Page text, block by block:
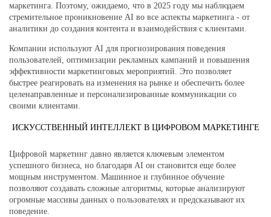
маркетинга. Поэтому, ожидаемо, что в 2025 году мы наблюдаем
стремительное проникновение AI во все аспекты маркетинга - от
аналитики до создания контента и взаимодействия с клиентами.
Компании используют AI для прогнозирования поведения
пользователей, оптимизации рекламных кампаний и повышения
эффективности маркетинговых мероприятий. Это позволяет
быстрее реагировать на изменения на рынке и обеспечить более
целенаправленные и персонализированные коммуникации со
своими клиентами.
ИСКУССТВЕННЫЙ ИНТЕЛЛЕКТ В ЦИФРОВОМ МАРКЕТИНГЕ
Цифровой маркетинг давно является ключевым элементом
успешного бизнеса, но благодаря AI он становится еще более
мощным инструментом. Машинное и глубинное обучение
позволяют создавать сложные алгоритмы, которые анализируют
огромные массивы данных о пользователях и предсказывают их
поведение.